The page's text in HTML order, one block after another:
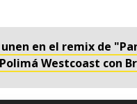
en el remix de
Westcoast con